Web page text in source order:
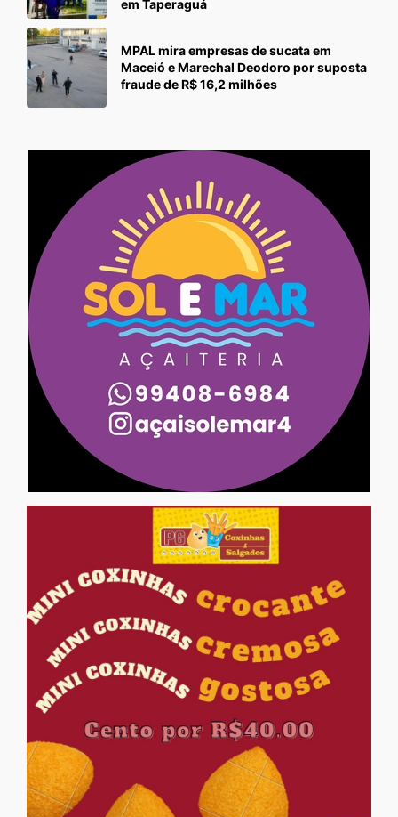
em Taperaguá
MPAL mira empresas de sucata em
Maceió e Marechal Deodoro por suposta
fraude de R$ 16,2 milhões